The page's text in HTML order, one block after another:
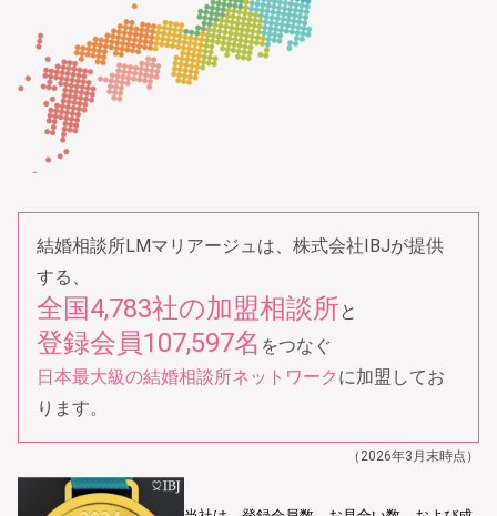
結婚相談所LMマリアージュは、株式会社IBJが提供
する、
全国4,783社の加盟相談所と
登録会員107,597名 をつなぐ
日本最大級の結婚相談所ネットワーク に加盟してお
ります。
（2026年3月末時点）